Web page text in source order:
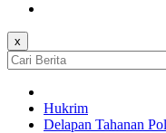
x
Hukrim
Delapan Tahanan